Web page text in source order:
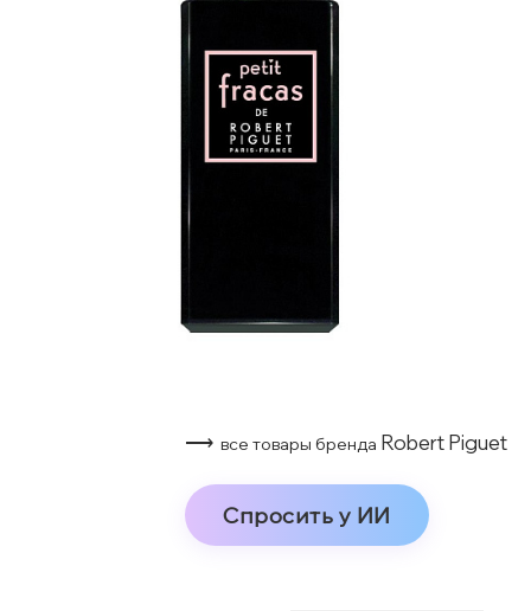
⟶ все товары бренда Robert Piguet
Спросить у ИИ